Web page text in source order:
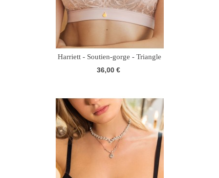
Harriett - Soutien-gorge - Triangle
36,00 €